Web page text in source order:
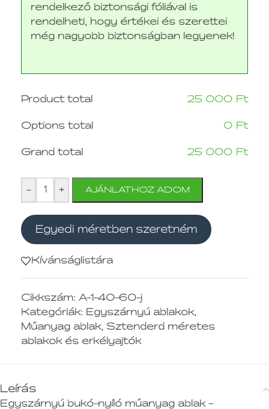
rendelkező biztonsági fóliával is
rendelheti, hogy értékei és szerettei
még nagyobb biztonságban legyenek!
Product total 25 000 Ft
Options total 0 Ft
Grand total 25 000 Ft
- + AJÁNLATHOZ ADOM
Egyedi méretben szeretném
Kívánságlistára
Cikkszám: A-1-40-60-j
Kategóriák: Egyszárnyú ablakok,
Műanyag ablak, Sztenderd méretes
ablakok és erkélyajtók
Leírás
Egyszárnyú bukó-nyíló műanyag ablak –